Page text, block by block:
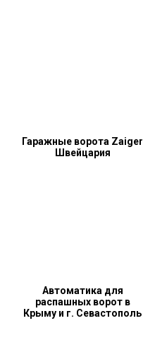
Гаражные ворота Zaiger
Швейцария
Автоматика для
распашных ворот в
Крыму и г. Севастополь